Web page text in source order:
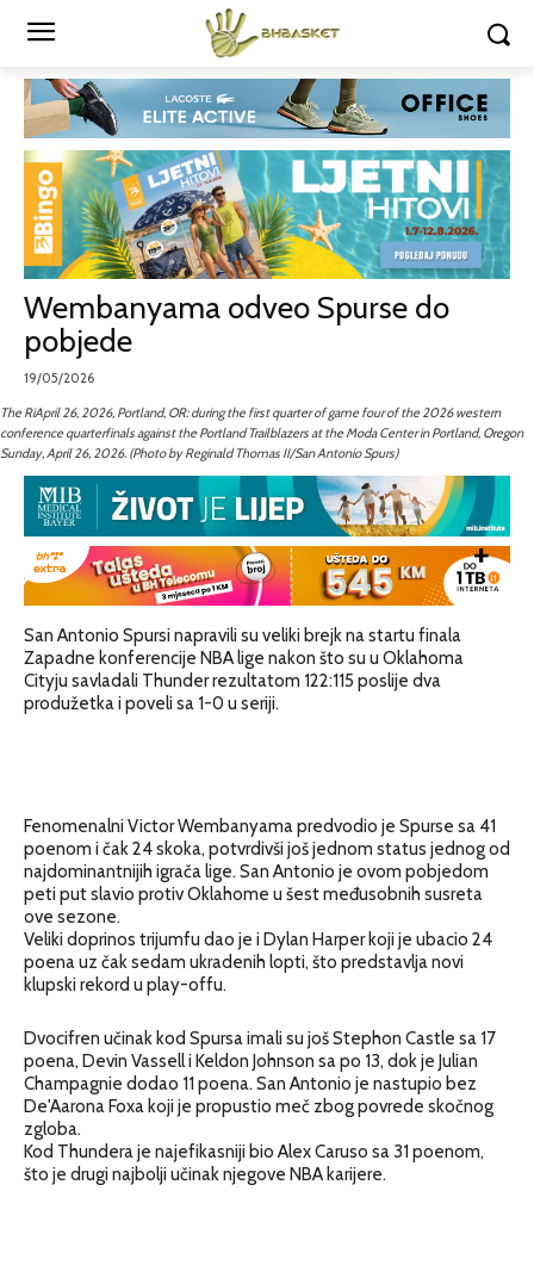
Wembanyama odveo Spurse do
pobjede
19/05/2026
The RiApril 26, 2026, Portland, OR: during the first quarter of game four of the 2026 western
conference quarterfinals against the Portland Trailblazers at the Moda Center in Portland, Oregon
Sunday, April 26, 2026. (Photo by Reginald Thomas II/San Antonio Spurs)
San Antonio Spursi napravili su veliki brejk na startu finala
Zapadne konferencije NBA lige nakon što su u Oklahoma
Cityju savladali Thunder rezultatom 122:115 poslije dva
produžetka i poveli sa 1-0 u seriji.
Fenomenalni Victor Wembanyama predvodio je Spurse sa 41
poenom i čak 24 skoka, potvrdivši još jednom status jednog od
najdominantnijih igrača lige. San Antonio je ovom pobjedom
peti put slavio protiv Oklahome u šest međusobnih susreta
ove sezone.
Veliki doprinos trijumfu dao je i Dylan Harper koji je ubacio 24
poena uz čak sedam ukradenih lopti, što predstavlja novi
klupski rekord u play-offu.
Dvocifren učinak kod Spursa imali su još Stephon Castle sa 17
poena, Devin Vassell i Keldon Johnson sa po 13, dok je Julian
Champagnie dodao 11 poena. San Antonio je nastupio bez
De'Aarona Foxa koji je propustio meč zbog povrede skočnog
zgloba.
Kod Thundera je najefikasniji bio Alex Caruso sa 31 poenom,
što je drugi najbolji učinak njegove NBA karijere.